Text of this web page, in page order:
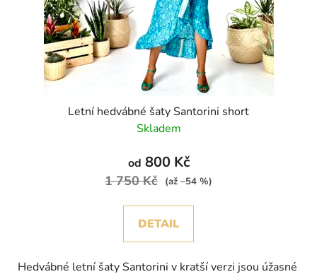
Letní hedvábné šaty Santorini short
Skladem
od 800 Kč
1 750 Kč (až –54 %)
DETAIL
Hedvábné letní šaty Santorini v kratší verzi jsou úžasné